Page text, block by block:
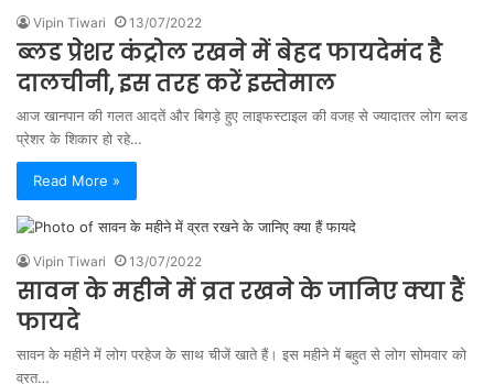
Vipin Tiwari 13/07/2022
ब्लड प्रेशर कंट्रोल रखने में बेहद फायदेमंद है
दालचीनी, इस तरह करें इस्तेमाल
आज खानपान की गलत आदतें और बिगड़े हुए लाइफस्टाइल की वजह से ज्यादातर लोग ब्लड
प्रेशर के शिकार हो रहे…
Read More »
Vipin Tiwari 13/07/2022
सावन के महीने में व्रत रखने के जानिए क्या हैं
फायदे
सावन के महीने में लोग परहेज के साथ चीजें खाते हैं। इस महीने में बहुत से लोग सोमवार को
व्रत…